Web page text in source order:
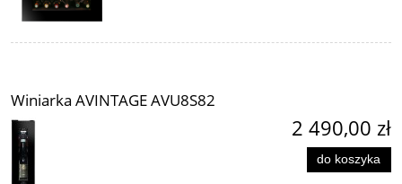
Winiarka AVINTAGE AVU8S82
2 490,00 zł
do koszyka